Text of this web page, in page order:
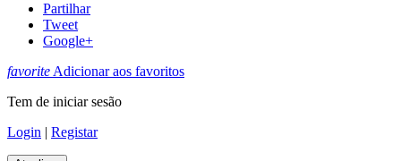
Partilhar
Tweet
Google+
favoriteAdicionar aos favoritos
Tem de iniciar sesão
Login | Registar